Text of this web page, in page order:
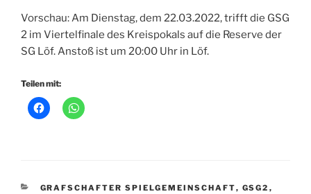
Vorschau: Am Dienstag, dem 22.03.2022, trifft die GSG
2 im Viertelfinale des Kreispokals auf die Reserve der
SG Löf. Anstoß ist um 20:00 Uhr in Löf.
Teilen mit:
KATEGORIEN
GRAFSCHAFTER SPIELGEMEINSCHAFT, GSG2 ,